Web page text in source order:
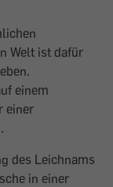
Welt ist dafür
einem
einer
des Leichnams
in einer